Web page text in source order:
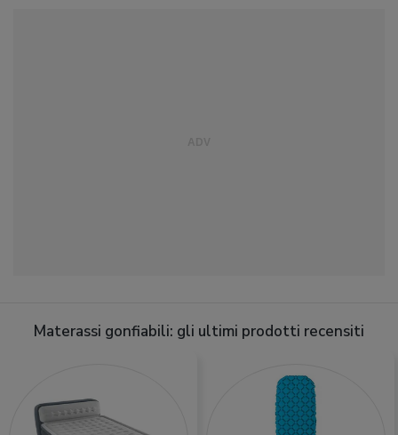
Materassi gonfiabili: gli ultimi prodotti recensiti